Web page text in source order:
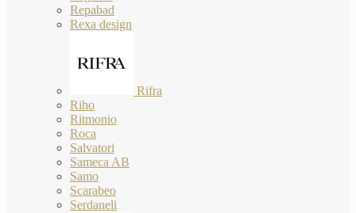
Repabad
Rexa design
Rifra
Riho
Ritmonio
Roca
Salvatori
Sameca AB
Samo
Scarabeo
Serdaneli